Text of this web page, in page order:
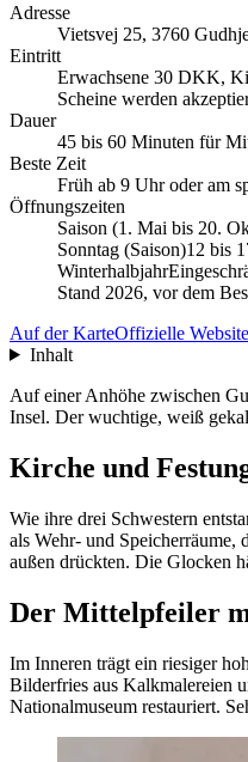
Adresse
Vietsvej 25, 3760
Eintritt
Erwachsene 30 DKK,
Scheine werden
Dauer
45 bis 60 Minuten für
Beste Zeit
Früh ab 9 Uhr oder am
Öffnungszeiten
Saison (1. Mai bis 20.
Sonntag (Saison)12 bis
Winterhalbjahr
Stand 2026, vor dem
Auf der KarteOffizielle Website
Inhalt
Auf einer Anhöhe zwischen
Insel. Der wuchtige, weiß
Kirche und
Wie ihre drei Schwestern
als Wehr- und Speicherräume,
außen drückten. Die Glocken
Der Mittelpfeiler
Im Inneren trägt ein riesiger
Bilderfries aus Kalkmalereien
Nationalmuseum restauriert.